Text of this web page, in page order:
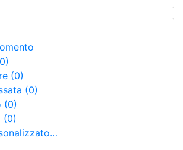
(0)
(0)
(0)
(0)